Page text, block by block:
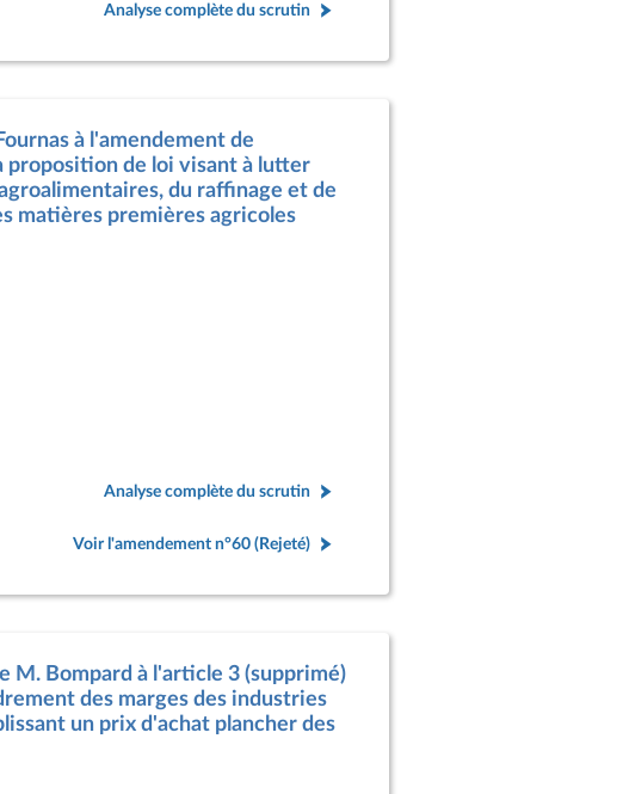
Analyse complète du scrutin
à l'amendement de
proposition de loi visant à lutter
du raffinage et de
matières premières agricoles
Analyse complète du scrutin
Voir l'amendement n°60 (Rejeté)
M. Bompard à l'article 3 (supprimé)
des marges des industries
un prix d'achat plancher des